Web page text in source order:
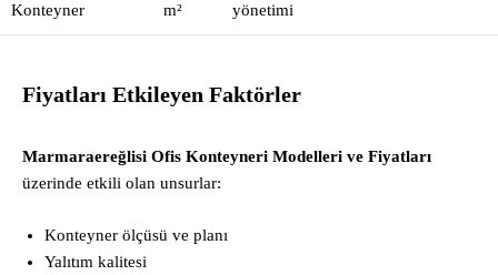
Konteyner
m²
yönetimi
Fiyatları Etkileyen Faktörler
Marmaraereğlisi Ofis Konteyneri Modelleri ve Fiyatları
üzerinde etkili olan unsurlar:
Konteyner ölçüsü ve planı
Yalıtım kalitesi